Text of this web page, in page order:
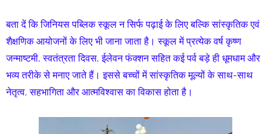
बता दें कि जिनियस पब्लिक स्कूल न सिर्फ पढ़ाई के लिए बल्कि सांस्कृतिक एवं
शैक्षणिक आयोजनों के लिए भी जाना जाता है। स्कूल में प्रत्येक वर्ष कृष्ण
जन्माष्टमी, स्वतंत्रता दिवस, ईलेवन फंक्शन सहित कई पर्व बड़े ही धूमधाम और
भव्य तरीके से मनाए जाते हैं। इससे बच्चों में सांस्कृतिक मूल्यों के साथ-साथ
नेतृत्व, सहभागिता और आत्मविश्वास का विकास होता है।